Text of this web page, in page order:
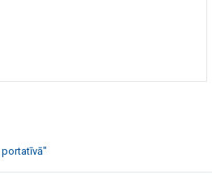
portatīvā"